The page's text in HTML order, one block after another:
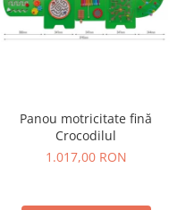
Panou motricitate fină
Crocodilul
1.017,00 RON